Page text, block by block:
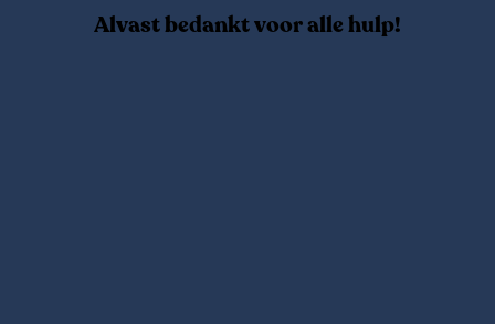
Alvast bedankt voor alle hulp!